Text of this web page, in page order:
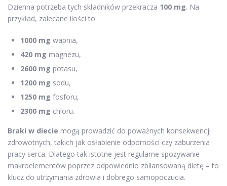
Dzienna potrzeba tych składników przekracza 100 mg. Na
przykład, zalecane ilości to:
1000 mg wapnia,
420 mg magnezu,
2600 mg potasu,
1200 mg sodu,
1250 mg fosforu,
2300 mg chloru.
Braki w diecie mogą prowadzić do poważnych konsekwencji
zdrowotnych, takich jak osłabienie odporności czy zaburzenia
pracy serca. Dlatego tak istotne jest regularne spożywanie
makroelementów poprzez odpowiednio zbilansowaną dietę – to
klucz do utrzymania zdrowia i dobrego samopoczucia.